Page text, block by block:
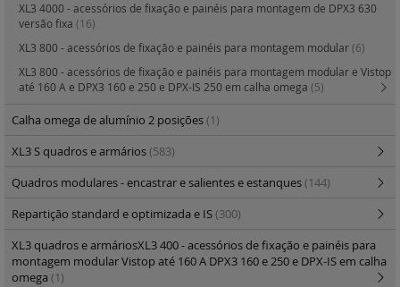
XL3 4000 - acessórios de fixação e painéis para montagem de DPX3 630
versão fixa (16)
XL3 800 - acessórios de fixação e painéis para montagem modular(6)
XL3 800 - acessórios de fixação e painéis para montagem modular e Vistop
até 160 A e DPX3 160 e 250 e DPX-IS 250 em calha omega (5)
Calha omega de alumínio 2 posições(1)
XL3 S quadros e armários(583)
Quadros modulares - encastrar e salientes e estanques(144)
Repartição standard e optimizada e IS(300)
XL3 quadros e armáriosXL3 400 - acessórios de fixação e painéis para
montagem modular Vistop até 160 A DPX3 160 e 250 e DPX-IS em calha
omega (1)